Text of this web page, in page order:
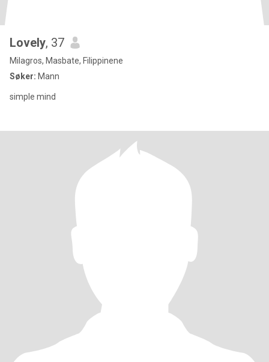
Lovely, 37
Milagros, Masbate, Filippinene
Søker: Mann
simple mind